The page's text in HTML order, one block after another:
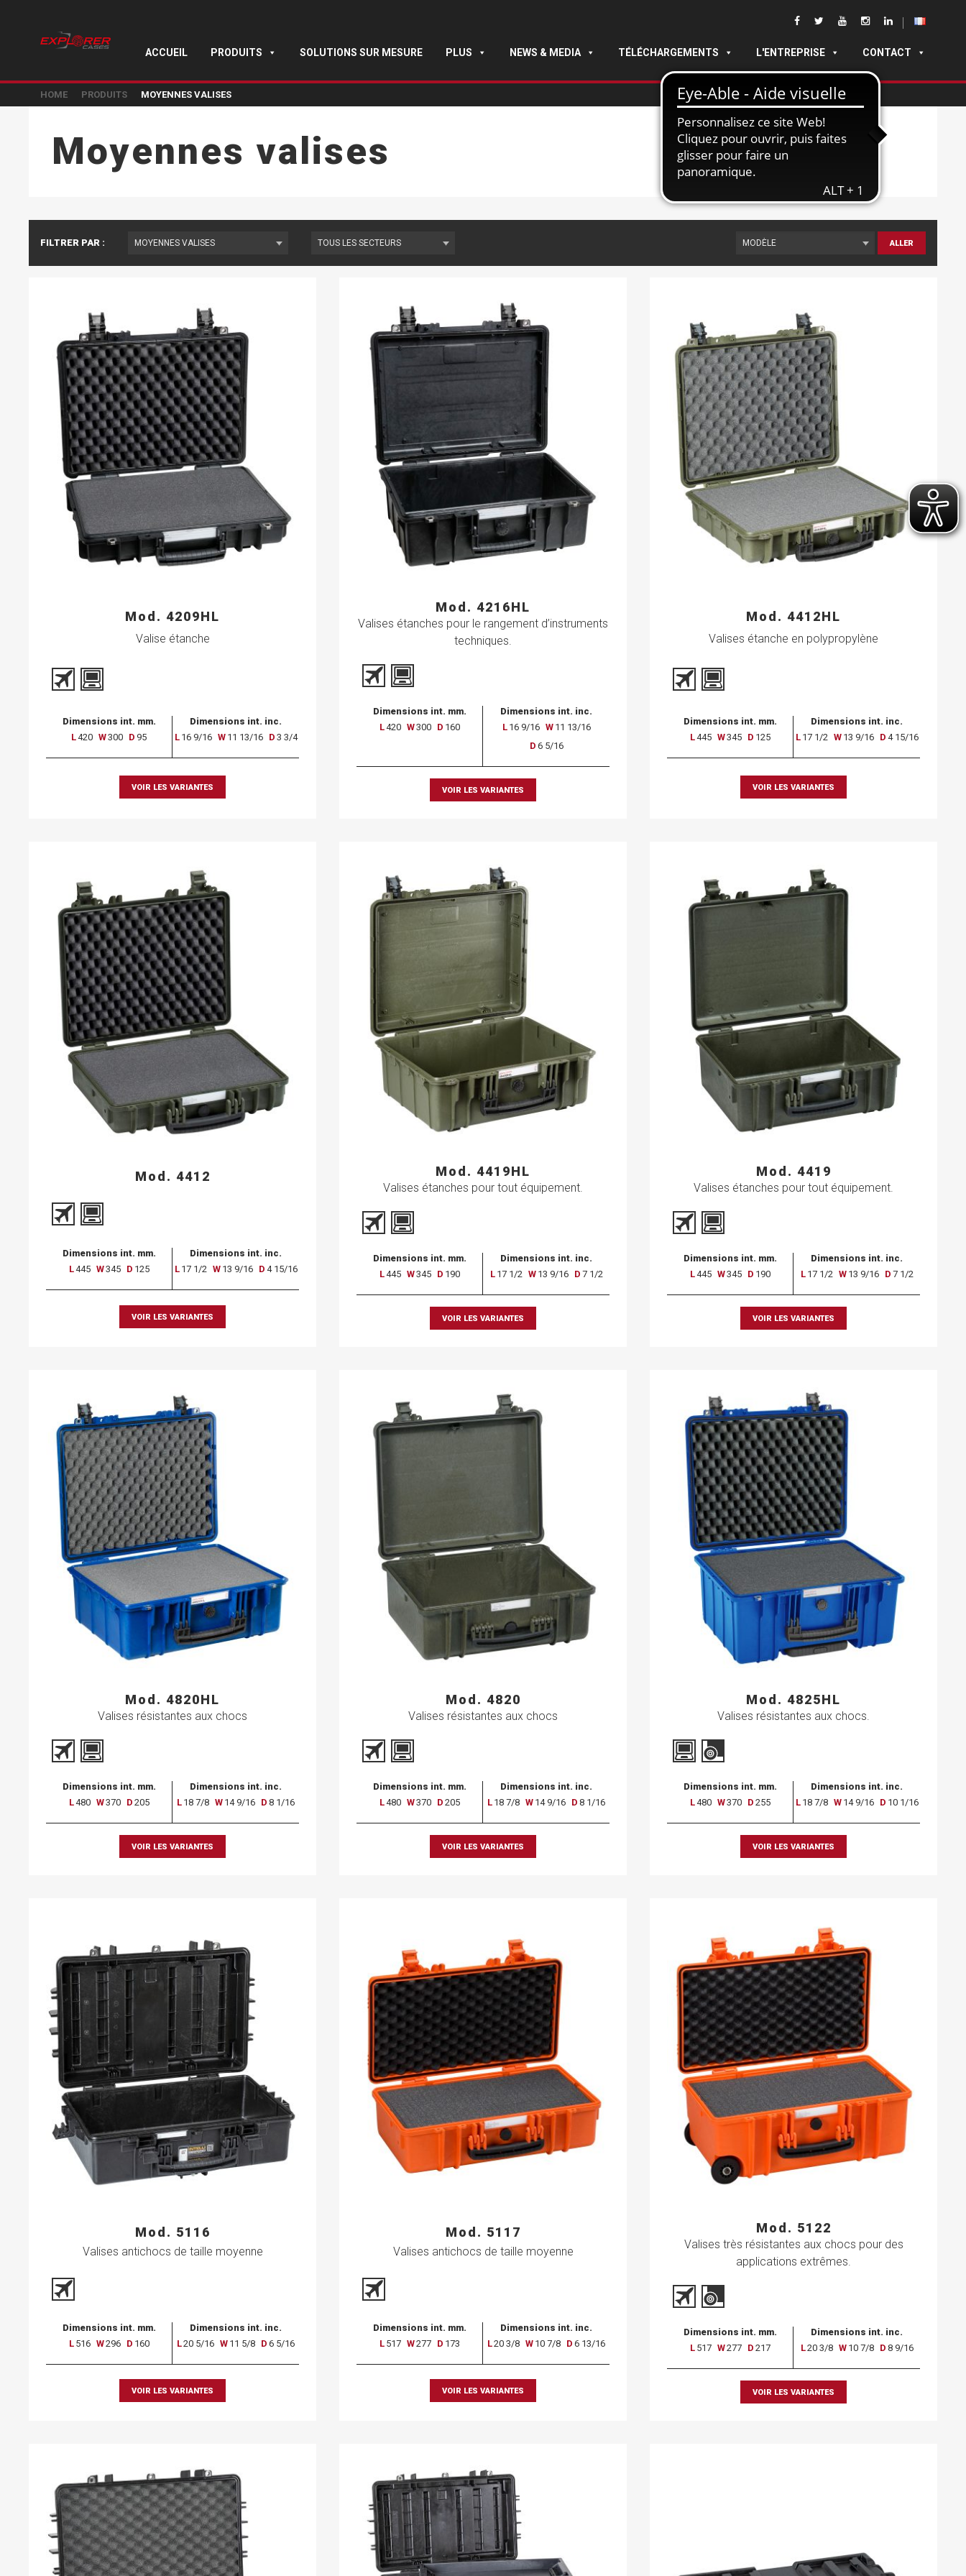
ACCUEIL PRODUITS SOLUTIONS SUR MESURE PLUS NEWS & MEDIA TÉLÉCHARGEMENTS L'ENTREPRISE CONTACT
HOME PRODUITS MOYENNES VALISES
Moyennes valises
FILTRER PAR : ALLER
Mod. 4209HL
Valise étanche
Dimensions int. mm.
L420 W300 D 95
Dimensions int. inc.
L 16 9/16 W 11 13/16 D 3 3/4
VOIR LES VARIANTES
Mod. 4216HL
Valises étanches pour le rangement d’instruments
techniques.
Dimensions int. mm.
L420 W300 D 160
Dimensions int. inc.
L 16 9/16 W 11 13/16
D 6 5/16
VOIR LES VARIANTES
Mod. 4412HL
Valises étanche en polypropylène
Dimensions int. mm.
L445 W345 D 125
Dimensions int. inc.
L 17 1/2 W 13 9/16 D 4 15/16
VOIR LES VARIANTES
Mod. 4412
Dimensions int. mm.
L445 W345 D 125
Dimensions int. inc.
L 17 1/2 W 13 9/16 D 4 15/16
VOIR LES VARIANTES
Mod. 4419HL
Valises étanches pour tout équipement.
Dimensions int. mm.
L445 W345 D 190
Dimensions int. inc.
L 17 1/2 W 13 9/16 D 7 1/2
VOIR LES VARIANTES
Mod. 4419
Valises étanches pour tout équipement.
Dimensions int. mm.
L445 W345 D 190
Dimensions int. inc.
L 17 1/2 W 13 9/16 D 7 1/2
VOIR LES VARIANTES
Mod. 4820HL
Valises résistantes aux chocs
Dimensions int. mm.
L480 W370 D 205
Dimensions int. inc.
L 18 7/8 W 14 9/16 D 8 1/16
VOIR LES VARIANTES
Mod. 4820
Valises résistantes aux chocs
Dimensions int. mm.
L480 W370 D 205
Dimensions int. inc.
L 18 7/8 W 14 9/16 D 8 1/16
VOIR LES VARIANTES
Mod. 4825HL
Valises résistantes aux chocs.
Dimensions int. mm.
L480 W370 D 255
Dimensions int. inc.
L 18 7/8 W 14 9/16 D 10 1/16
VOIR LES VARIANTES
Mod. 5116
Valises antichocs de taille moyenne
Dimensions int. mm.
L 516 W296 D 160
Dimensions int. inc.
L20 5/16 W 11 5/8 D 6 5/16
VOIR LES VARIANTES
Mod. 5117
Valises antichocs de taille moyenne
Dimensions int. mm.
L 517 W277 D 173
Dimensions int. inc.
L20 3/8 W 10 7/8 D 6 13/16
VOIR LES VARIANTES
Mod. 5122
Valises très résistantes aux chocs pour des
applications extrêmes.
Dimensions int. mm.
L 517 W277 D 217
Dimensions int. inc.
L20 3/8 W 10 7/8 D 8 9/16
VOIR LES VARIANTES